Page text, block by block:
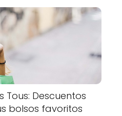
Tous: Descuentos
bolsos favoritos